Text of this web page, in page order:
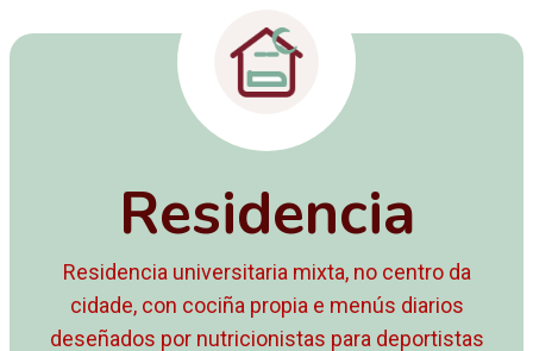
Residencia
Residencia universitaria mixta, no centro da
cidade, con cociña propia e menús diarios
deseñados por nutricionistas para deportistas